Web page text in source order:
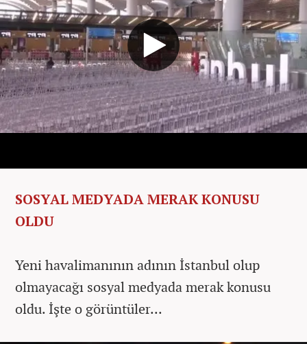
SOSYAL MEDYADA MERAK KONUSU
OLDU
Yeni havalimanının adının İstanbul olup
olmayacağı sosyal medyada merak konusu
oldu. İşte o görüntüler...